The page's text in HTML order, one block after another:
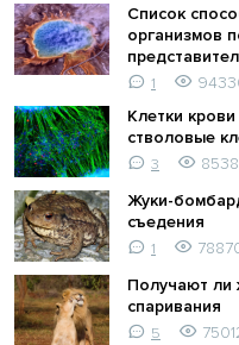
Список
организмов
1
Клетки
стволовые
3
Жуки-
съедения
1
Получают ли
спаривания
5